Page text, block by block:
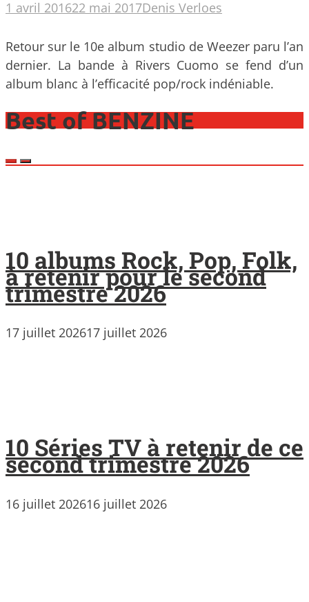
1 avril 201622 mai 2017Denis Verloes
Retour sur le 10e album studio de Weezer paru l’an
dernier. La bande à Rivers Cuomo se fend d’un
album blanc à l’efficacité pop/rock indéniable.
Best of BENZINE
10 albums Rock, Pop, Folk,
à retenir pour le second
trimestre 2026
17 juillet 202617 juillet 2026
10 Séries TV à retenir de ce
second trimestre 2026
16 juillet 202616 juillet 2026